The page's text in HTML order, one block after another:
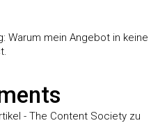
Warum mein Angebot in keine
- The Content Society zu